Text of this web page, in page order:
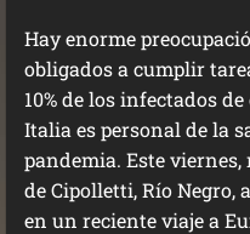
Hay enorme
obligados a cumplir
10% de los infectados
Italia es personal de la
pandemia. Este
de Cipolletti, Río Negro,
en un reciente viaje a